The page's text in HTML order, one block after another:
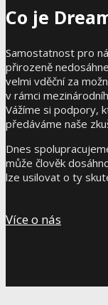
Co je
Samostatnost pro
přirozeně
velmi vděční za
v rámci
Vážíme si podpory,
předáváme naše
Dnes
může člověk
lze usilovat o ty
Více o nás